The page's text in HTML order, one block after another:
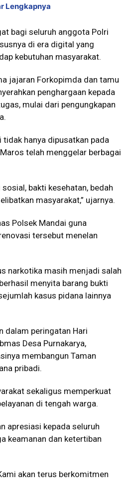
Lengkapnya
bagi seluruh anggota Polri
di era digital yang
kebutuhan masyarakat.
jajaran Forkopimda dan tamu
penghargaan kepada
mulai dari pengungkapan
hanya dipusatkan pada
telah menggelar berbagai
bakti kesehatan, bedah
masyarakat,” ujarnya.
Polsek Mandai guna
tersebut menelan
narkotika masih menjadi salah
menyita barang bukti
kasus pidana lainnya
dalam peringatan Hari
Desa Purnakarya,
membangun Taman
pribadi.
sekaligus memperkuat
di tengah warga.
apresiasi kepada seluruh
keamanan dan ketertiban
akan terus berkomitmen